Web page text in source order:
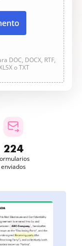
DOC, DOCX, RTF,
o TXT
224
enviados